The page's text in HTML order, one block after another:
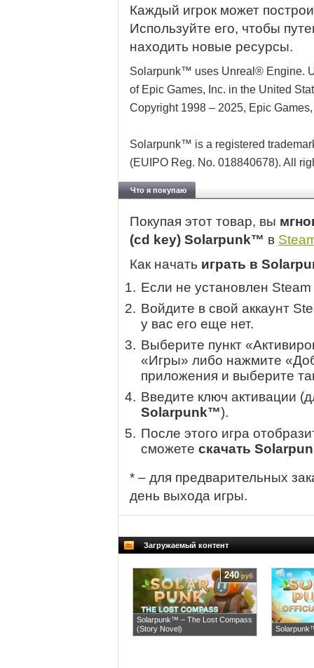
Каждый игрок может
Используйте его, чтобы
находить новые ресурсы.
Solarpunk™ uses Unreal® Engine.
of Epic Games, Inc. in the United
Copyright 1998 – 2025, Epic
Solarpunk™ is a registered
(EUIPO Reg. No. 018840678). All
Что я покупаю
Покупая этот товар, вы
(cd key) Solarpunk™ в
Как начать играть в
Если не установлен
Войдите в свой аккаунт
у вас его еще нет.
Выберите пункт
«Игры» либо нажмите
приложения и выберите
Введите ключ активации
Solarpunk™).
После этого игра
сможете скачать
* – для предварительных
день выхода игры.
Загружаемый контент
Solarpunk™ – The Lost Compass
(Story Novel)
240руб